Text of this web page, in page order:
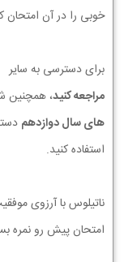
خوبی را در آن
برای دسترسی به سایر
مراجعه کنید، همچنین
های سال دوازدهم
استفاده کنید.
ناتیلوس با آرزوی
امتحان پیش رو نمره